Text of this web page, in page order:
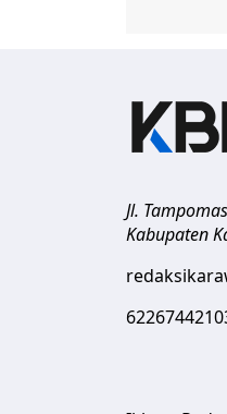
Jl.
Kabupaten